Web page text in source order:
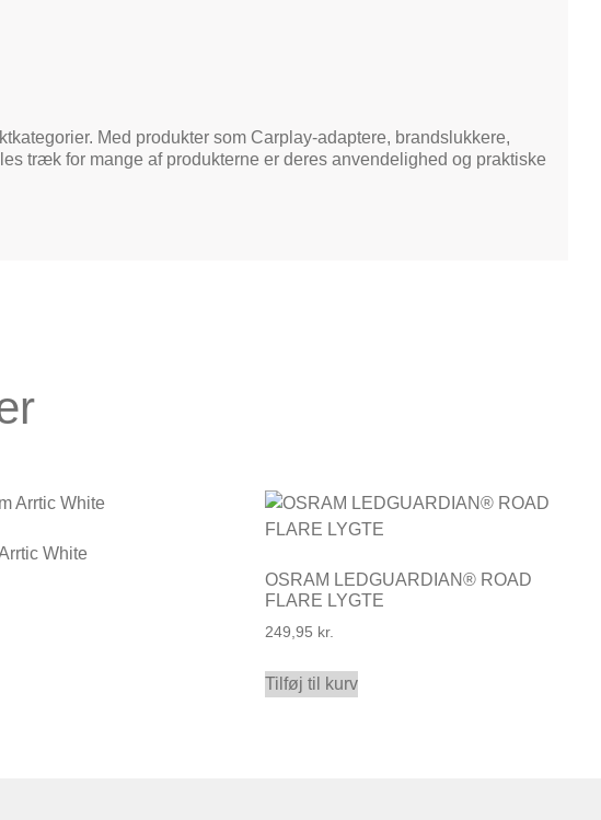
Med produkter som Carplay-adaptere, brandslukkere,
træk for mange af produkterne er deres anvendelighed og praktiske
White
OSRAM LEDGUARDIAN® ROAD
FLARE LYGTE
249,95 kr.
Tilføj til kurv